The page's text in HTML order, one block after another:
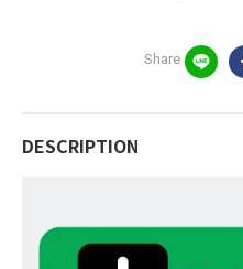
Share
DESCRIPTION